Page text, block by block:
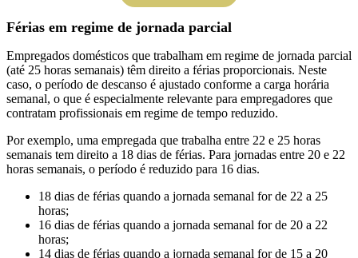
Férias em regime de jornada parcial
Empregados domésticos que trabalham em regime de jornada parcial
(até 25 horas semanais) têm direito a férias proporcionais. Neste
caso, o período de descanso é ajustado conforme a carga horária
semanal, o que é especialmente relevante para empregadores que
contratam profissionais em regime de tempo reduzido.
Por exemplo, uma empregada que trabalha entre 22 e 25 horas
semanais tem direito a 18 dias de férias. Para jornadas entre 20 e 22
horas semanais, o período é reduzido para 16 dias.
18 dias de férias quando a jornada semanal for de 22 a 25
horas;
16 dias de férias quando a jornada semanal for de 20 a 22
horas;
14 dias de férias quando a jornada semanal for de 15 a 20